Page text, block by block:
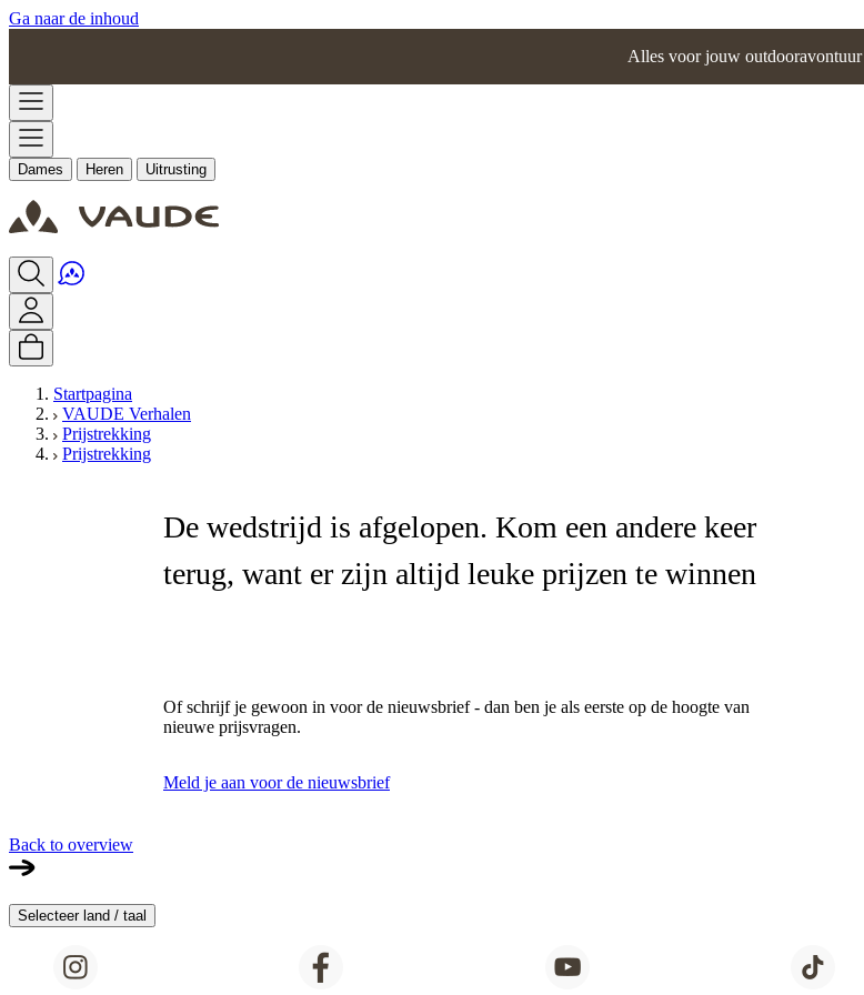
Ga naar de inhoud
Alles voor jouw outdooravontuur
Dames Heren Uitrusting
Startpagina
VAUDE Verhalen
Prijstrekking
Prijstrekking
De wedstrijd is afgelopen. Kom een andere keer
terug, want er zijn altijd leuke prijzen te winnen
Of schrijf je gewoon in voor de nieuwsbrief - dan ben je als eerste op de hoogte van
nieuwe prijsvragen.
Meld je aan voor de nieuwsbrief
Back to overview
Selecteer land / taal